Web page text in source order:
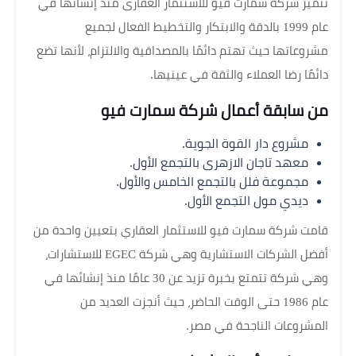
تتميز شركة سمارت فيو للاستثمار العقارى منذ إنشائها في
عام 1999 بالدقة والابتكار والتخطيط الفعال لجميع
مشروعاتها حيث تهتم دائمًا بالمصداقية والالتزام، لأنها تضع
دائمًا رضا العملاء والثقة في عينيها.
من سابقة أعمال شركة سمارت فيو
مشروع دار القوة الجوية.
معهد تاجان الازهرى بالتجمع الأول.
مجموعة فلل بالتجمع الخامس والأول.
ديدي مول التجمع الأول.
قامت شركة سمارت فيو للاستثمار العقاري بتعيين واحدة من
أفضل الشركات الاستشارية وهي شركة EGEC للاستشارات،
وهي شركة تتمتع بخبرة تزيد عن 30 عامًا منذ إنشائها في
عام 1986 حتى الوقت الحاضر، حيث أنجزت العديد من
المشروعات الناجحة في مصر.